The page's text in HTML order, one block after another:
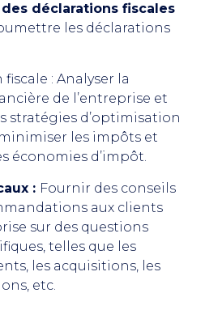
déclarations fiscales
les déclarations
: Analyser la
de l’entreprise et
stratégies d’optimisation
les impôts et
économies d’impôt.
: Fournir des conseils
aux clients
sur des questions
telles que les
les acquisitions, les
etc.